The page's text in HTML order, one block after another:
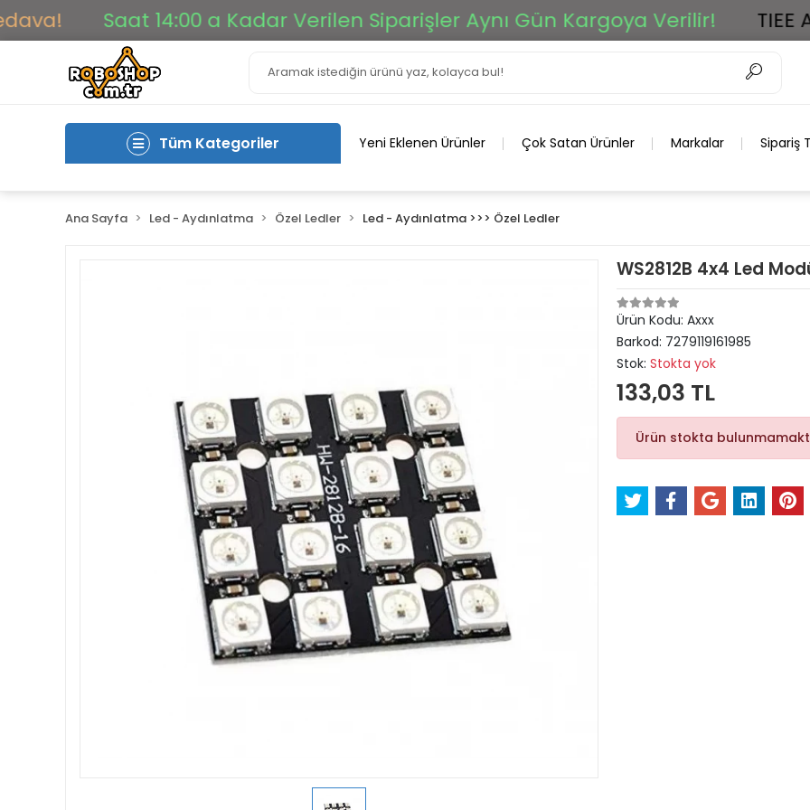
Saat 14:00 a Kadar Verilen Siparişler Aynı Gün Kargoya Verilir! TIEE Ar-
Tüm Kategoriler Yeni Eklenen Ürünler Çok Satan Ürünler Markalar Sipariş
Ana Sayfa Led - Aydınlatma Özel Ledler Led - Aydınlatma >>> Özel Ledler
WS2812B 4x4 Led
Ürün Kodu: Axxx
Barkod: 7279119161985
Stok: Stokta yok
133,03 TL
Ürün stokta